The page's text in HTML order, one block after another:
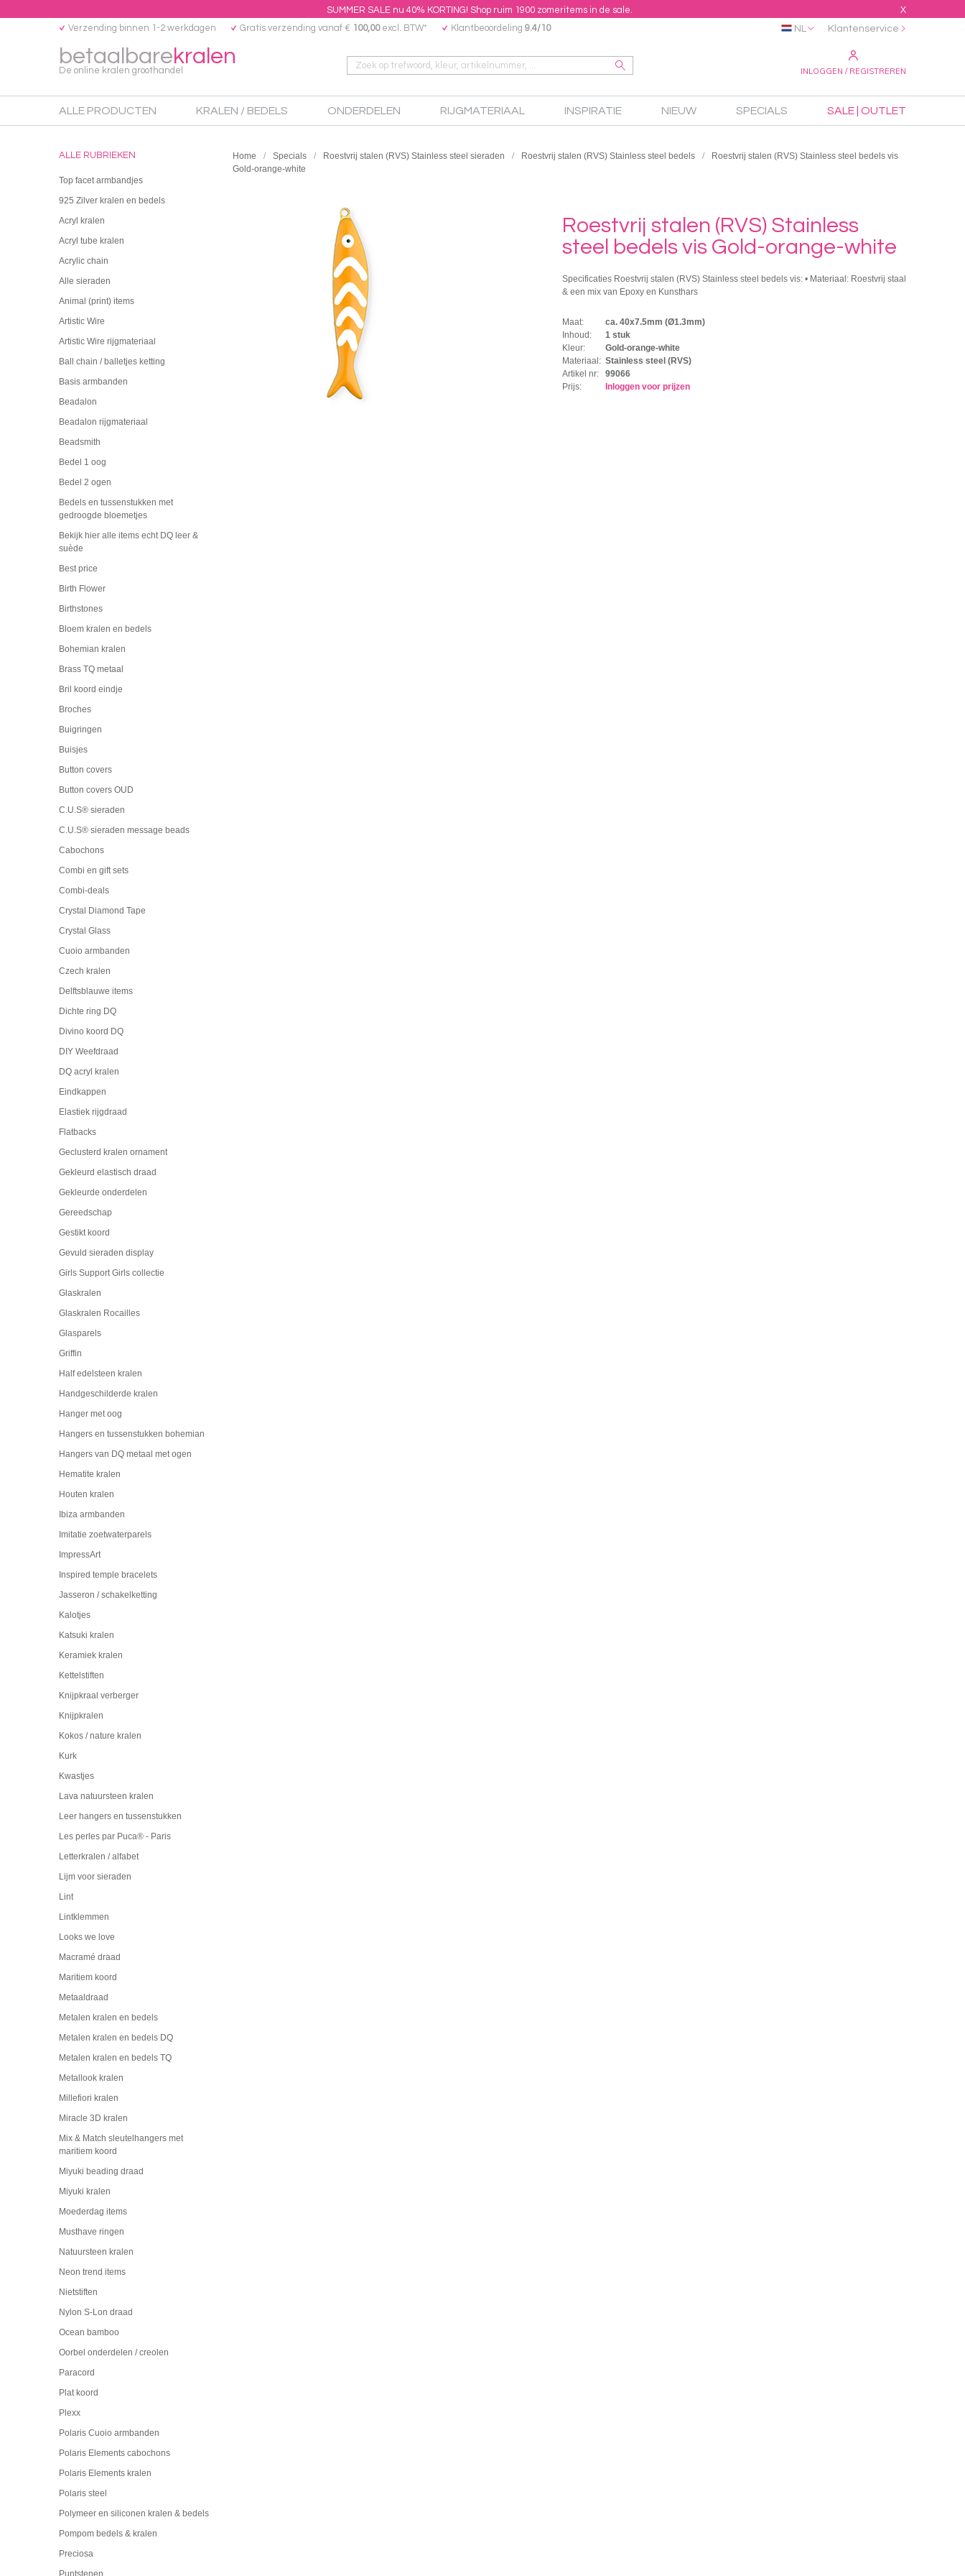
SUMMER SALE nu 40% KORTING! Shop ruim 1900 zomeritems in de sale. X
betaalbarekralen
De online kralen groothandel
Verzending binnen 1-2 werkdagen Gratis verzending vanaf € 100,00excl. BTW* Klantbeoordeling 9.4/10
INLOGGEN / REGISTREREN
NL Klantenservice
ALLE PRODUCTEN KRALEN / BEDELS ONDERDELEN RIJGMATERIAAL INSPIRATIE NIEUW SPECIALS SALE | OUTLET
ALLE RUBRIEKEN
Top facet armbandjes
925 Zilver kralen en bedels
Acryl kralen
Acryl tube kralen
Acrylic chain
Alle sieraden
Animal (print) items
Artistic Wire
Artistic Wire rijgmateriaal
Ball chain / balletjes ketting
Basis armbanden
Beadalon
Beadalon rijgmateriaal
Beadsmith
Bedel 1 oog
Bedel 2 ogen
Bedels en tussenstukken met
gedroogde bloemetjes
Bekijk hier alle items echt DQ leer &
suède
Best price
Birth Flower
Birthstones
Bloem kralen en bedels
Bohemian kralen
Brass TQ metaal
Bril koord eindje
Broches
Buigringen
Buisjes
Button covers
Button covers OUD
C.U.S® sieraden
C.U.S® sieraden message beads
Cabochons
Combi en gift sets
Combi-deals
Crystal Diamond Tape
Crystal Glass
Cuoio armbanden
Czech kralen
Delftsblauwe items
Dichte ring DQ
Divino koord DQ
DIY Weefdraad
DQ acryl kralen
Eindkappen
Elastiek rijgdraad
Flatbacks
Geclusterd kralen ornament
Gekleurd elastisch draad
Gekleurde onderdelen
Gereedschap
Gestikt koord
Gevuld sieraden display
Girls Support Girls collectie
Glaskralen
Glaskralen Rocailles
Glasparels
Griffin
Half edelsteen kralen
Handgeschilderde kralen
Hanger met oog
Hangers en tussenstukken bohemian
Hangers van DQ metaal met ogen
Hematite kralen
Houten kralen
Ibiza armbanden
Imitatie zoetwaterparels
ImpressArt
Inspired temple bracelets
Jasseron / schakelketting
Kalotjes
Katsuki kralen
Keramiek kralen
Kettelstiften
Knijpkraal verberger
Knijpkralen
Kokos / nature kralen
Kurk
Kwastjes
Lava natuursteen kralen
Leer hangers en tussenstukken
Les perles par Puca® - Paris
Letterkralen / alfabet
Lijm voor sieraden
Lint
Lintklemmen
Looks we love
Macramé draad
Maritiem koord
Metaaldraad
Metalen kralen en bedels
Metalen kralen en bedels DQ
Metalen kralen en bedels TQ
Metallook kralen
Millefiori kralen
Miracle 3D kralen
Mix & Match sleutelhangers met
maritiem koord
Miyuki beading draad
Miyuki kralen
Moederdag items
Musthave ringen
Natuursteen kralen
Neon trend items
Nietstiften
Nylon S-Lon draad
Ocean bamboo
Oorbel onderdelen / creolen
Paracord
Plat koord
Plexx
Polaris Cuoio armbanden
Polaris Elements cabochons
Polaris Elements kralen
Polaris steel
Polymeer en siliconen kralen & bedels
Pompom bedels & kralen
Preciosa
Puntstenen
Home Specials Roestvrij stalen (RVS) Stainless steel sieraden Roestvrij stalen (RVS) Stainless steel bedels
Roestvrij stalen (RVS) Stainless steel bedels vis
Gold-orange-white
Roestvrij stalen (RVS) Stainless
steel bedels vis Gold-orange-white
Specificaties Roestvrij stalen (RVS) Stainless steel bedels vis: • Materiaal: Roestvrij staal
& een mix van Epoxy en Kunsthars
Maat:
ca. 40x7.5mm (Ø1.3mm)
Inhoud:
1 stuk
Kleur:
Gold-orange-white
Materiaal: Stainless steel (RVS)
Artikel nr:
99066
Prijs:
Inloggen voor prijzen